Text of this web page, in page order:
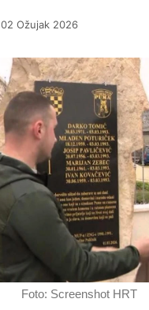
02 Ožujak 2026
Foto: Screenshot HRT